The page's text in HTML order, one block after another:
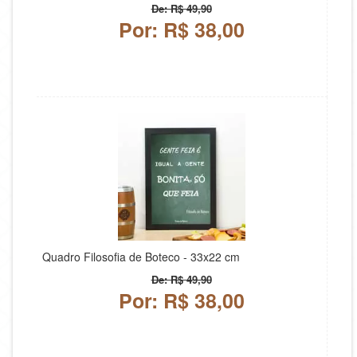
De: R$ 49,90
Por: R$ 38,00
Quadro Filosofia de Boteco - 33x22 cm
De: R$ 49,90
Por: R$ 38,00